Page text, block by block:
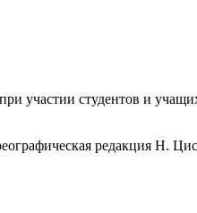
участии студентов и
редакция Н.